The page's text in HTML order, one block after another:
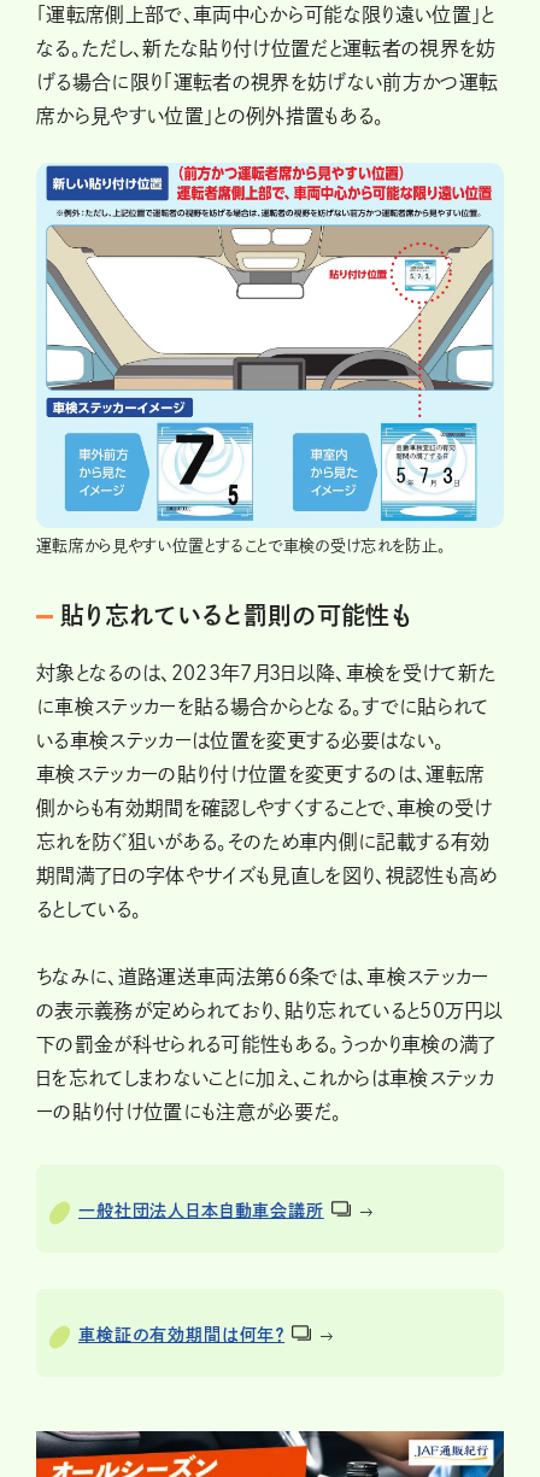
「運転席側上部で、車両中心から可能な限り遠い位置」と
なる。ただし、新たな貼り付け位置だと運転者の視界を妨
げる場合に限り「運転者の視界を妨げない前方かつ運転
席から見やすい位置」との例外措置もある。
運転席から見やすい位置とすることで車検の受け忘れを防止。
貼り忘れていると罰則の可能性も
対象となるのは、2023年7月3日以降、車検を受けて新た
に車検ステッカーを貼る場合からとなる。すでに貼られて
いる車検ステッカーは位置を変更する必要はない。
車検ステッカーの貼り付け位置を変更するのは、運転席
側からも有効期間を確認しやすくすることで、車検の受け
忘れを防ぐ狙いがある。そのため車内側に記載する有効
期間満了日の字体やサイズも見直しを図り、視認性も高め
るとしている。
ちなみに、道路運送車両法第66条では、車検ステッカー
の表示義務が定められており、貼り忘れていると50万円以
下の罰金が科せられる可能性もある。うっかり車検の満了
日を忘れてしまわないことに加え、これからは車検ステッカ
ーの貼り付け位置にも注意が必要だ。
一般社団法人日本自動車会議所
車検証の有効期間は何年？